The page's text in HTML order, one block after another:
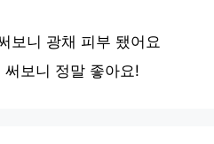
보니 광채 피부 됐어요
보니 정말 좋아요!